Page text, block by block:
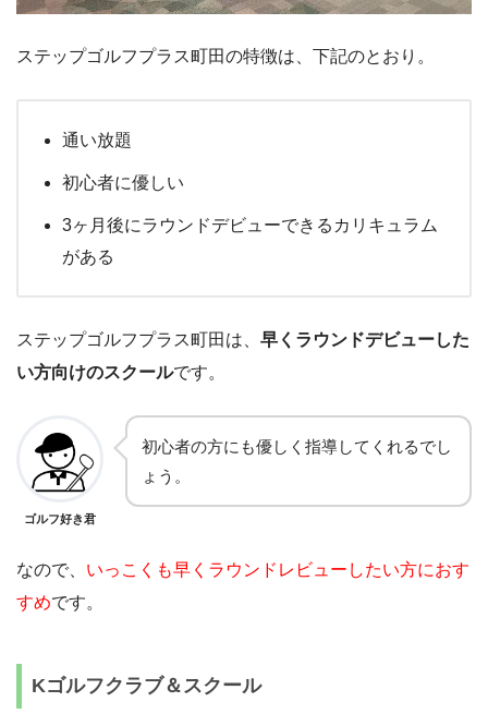
ステップゴルフプラス町田の特徴は、下記のとおり。
通い放題
初心者に優しい
3ヶ月後にラウンドデビューできるカリキュラム
がある
ステップゴルフプラス町田は、 早くラウンドデビューした
い方向けのスクールです。
ゴルフ好き君
初心者の方にも優しく指導してくれるでし
ょう。
なので、 いっこくも早くラウンドレビューしたい方におす
すめです。
Kゴルフクラブ＆スクール